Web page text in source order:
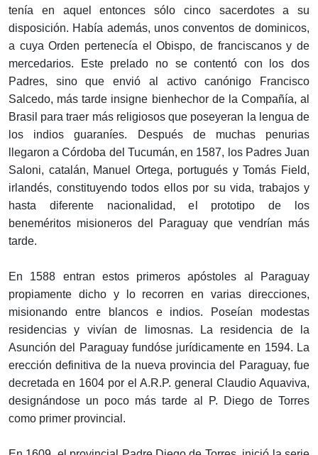
tenía en aquel entonces sólo cinco sacerdotes a su
disposición. Había además, unos conventos de dominicos,
a cuya Orden pertenecía el Obispo, de franciscanos y de
mercedarios. Este prelado no se contentó con los dos
Padres, sino que envió al activo canónigo Francisco
Salcedo, más tarde insigne bienhechor de la Compañía, al
Brasil para traer más religiosos que poseyeran la lengua de
los indios guaraníes. Después de muchas penurias
llegaron a Córdoba del Tucumán, en 1587, los Padres Juan
Saloni, catalán, Manuel Ortega, portugués y Tomás Field,
irlandés, constituyendo todos ellos por su vida, trabajos y
hasta diferente nacionalidad, el prototipo de los
beneméritos misioneros del Paraguay que vendrían más
tarde.
En 1588 entran estos primeros apóstoles al Paraguay
propiamente dicho y lo recorren en varias direcciones,
misionando entre blancos e indios. Poseían modestas
residencias y vivían de limosnas. La residencia de la
Asunción del Paraguay fundóse jurídicamente en 1594. La
erección definitiva de la nueva provincia del Paraguay, fue
decretada en 1604 por el A.R.P. general Claudio Aquaviva,
designándose un poco más tarde al P. Diego de Torres
como primer provincial.